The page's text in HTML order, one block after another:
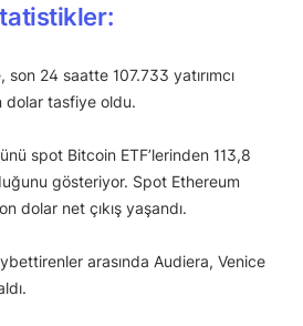
24 saatte 107.733 yatırımcı
tasfiye oldu.
spot Bitcoin ETF’lerinden 113,8
gösteriyor. Spot Ethereum
dolar net çıkış yaşandı.
arasında Audiera, Venice